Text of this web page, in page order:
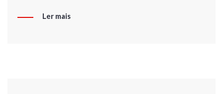
Ler mais